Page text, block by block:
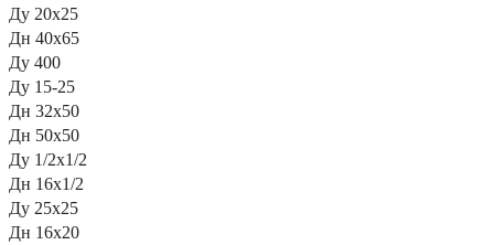
Ду 20х25
Дн 40х65
Ду 400
Ду 15-25
Дн 32х50
Дн 50х50
Ду 1/2x1/2
Дн 16х1/2
Ду 25х25
Дн 16х20